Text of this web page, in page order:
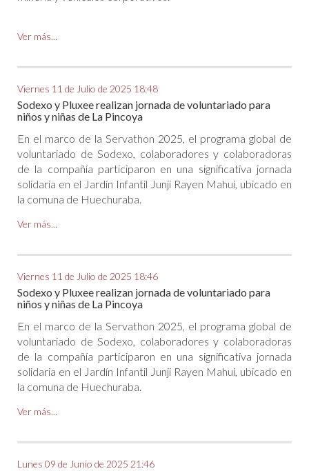
Ver más...
Viernes 11 de Julio de 2025 18:48
Sodexo y Pluxee realizan jornada de voluntariado para
niños y niñas de La Pincoya
En el marco de la Servathon 2025, el programa global de
voluntariado de Sodexo, colaboradores y colaboradoras
de la compañía participaron en una significativa jornada
solidaria en el Jardín Infantil Junji Rayen Mahui, ubicado en
la comuna de Huechuraba.
Ver más...
Viernes 11 de Julio de 2025 18:46
Sodexo y Pluxee realizan jornada de voluntariado para
niños y niñas de La Pincoya
En el marco de la Servathon 2025, el programa global de
voluntariado de Sodexo, colaboradores y colaboradoras
de la compañía participaron en una significativa jornada
solidaria en el Jardín Infantil Junji Rayen Mahui, ubicado en
la comuna de Huechuraba.
Ver más...
Lunes 09 de Junio de 2025 21:46